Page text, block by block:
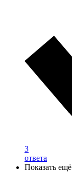
3
ответа
Показать ещё